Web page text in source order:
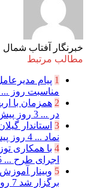
خبرنگار آفتاب شمال
مطالب مرتبط
1 پیام
مناسبت روز ...
2 همزمان با
در ... 3 روز پیش
3 استاندار
نماد ... 4 روز پیش
4 با همکاری
اجرای طرح ... 5
5 وبینار
برگزار شد 7 روز پیش